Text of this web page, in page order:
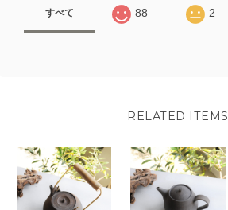
すべて 88 2
RELATED ITEMS